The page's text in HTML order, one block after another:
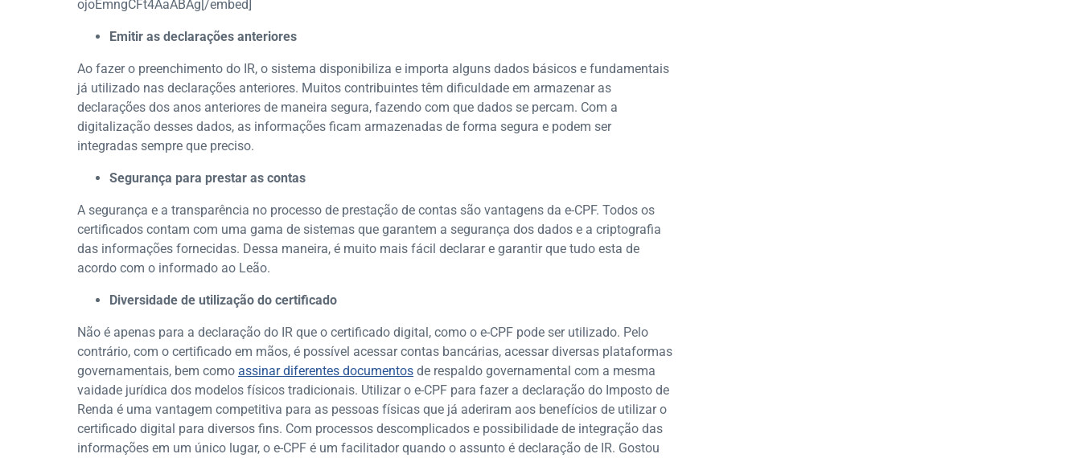
ojoEmngCFt4AaABAg[/embed]
Emitir as declarações anteriores
Ao fazer o preenchimento do IR, o sistema disponibiliza e importa alguns dados básicos e fundamentais
já utilizado nas declarações anteriores. Muitos contribuintes têm dificuldade em armazenar as
declarações dos anos anteriores de maneira segura, fazendo com que dados se percam. Com a
digitalização desses dados, as informações ficam armazenadas de forma segura e podem ser
integradas sempre que preciso.
Segurança para prestar as contas
A segurança e a transparência no processo de prestação de contas são vantagens da e-CPF. Todos os
certificados contam com uma gama de sistemas que garantem a segurança dos dados e a criptografia
das informações fornecidas. Dessa maneira, é muito mais fácil declarar e garantir que tudo esta de
acordo com o informado ao Leão.
Diversidade de utilização do certificado
Não é apenas para a declaração do IR que o certificado digital, como o e-CPF pode ser utilizado. Pelo
contrário, com o certificado em mãos, é possível acessar contas bancárias, acessar diversas plataformas
governamentais, bem como assinar diferentes documentos de respaldo governamental com a mesma
vaidade jurídica dos modelos físicos tradicionais. Utilizar o e-CPF para fazer a declaração do Imposto de
Renda é uma vantagem competitiva para as pessoas físicas que já aderiram aos benefícios de utilizar o
certificado digital para diversos fins. Com processos descomplicados e possibilidade de integração das
informações em um único lugar, o e-CPF é um facilitador quando o assunto é declaração de IR. Gostou